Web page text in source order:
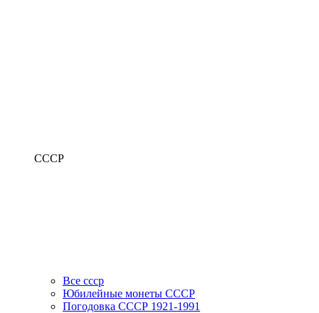
СССР
Все ссср
Юбилейные монеты СССР
Погодовка СССР 1921-1991